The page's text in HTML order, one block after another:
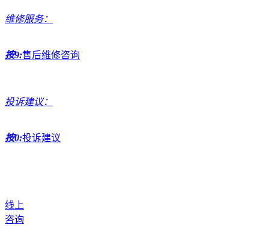
维修服务：
按9:售后维修咨询
投诉建议：
按0:投诉建议
线上
咨询